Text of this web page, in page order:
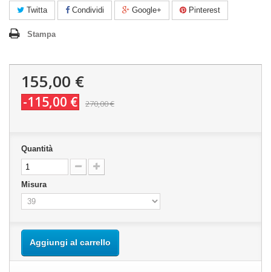
Twitta Condividi Google+ Pinterest
Stampa
155,00 €
-115,00 € 270,00 €
Quantità
Misura
Aggiungi al carrello